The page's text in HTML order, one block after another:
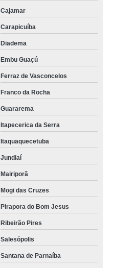
Cajamar
Carapicuíba
Diadema
Embu Guaçú
Ferraz de Vasconcelos
Franco da Rocha
Guararema
Itapecerica da Serra
Itaquaquecetuba
Jundiaí
Mairiporã
Mogi das Cruzes
Pirapora do Bom Jesus
Ribeirão Pires
Salesópolis
Santana de Parnaíba